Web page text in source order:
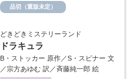
品切（重版未定）
どきどきミステリーランド
ドラキュラ
B・ストッカー 原作／S・スピナー 文
／宗方あゆむ 訳／斉藤純一郎 絵